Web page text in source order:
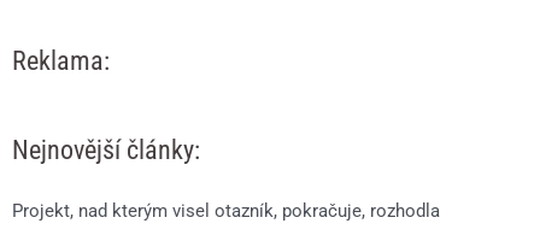
Reklama:
Nejnovější články:
Projekt, nad kterým visel otazník, pokračuje, rozhodla